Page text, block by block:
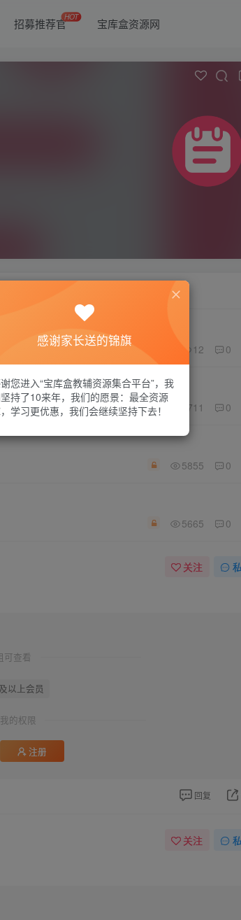
招募推荐官HOT 宝库盒资源网
12 0
5711 0
5855 0
5665 0
关注
可查看
以上会员
的权限
注册
回复
关注
感谢家长送的锦旗
您进入“宝库盒教辅资源集合平台”，我
持了10来年，我们的愿景：最全资源
学习更优惠，我们会继续坚持下去！